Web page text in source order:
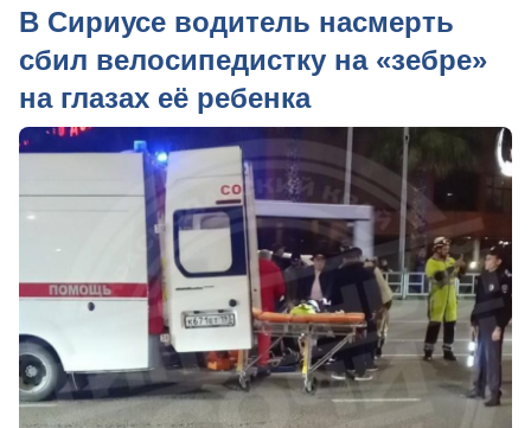
В Сириусе водитель насмерть
сбил велосипедистку на «зебре»
на глазах её ребенка